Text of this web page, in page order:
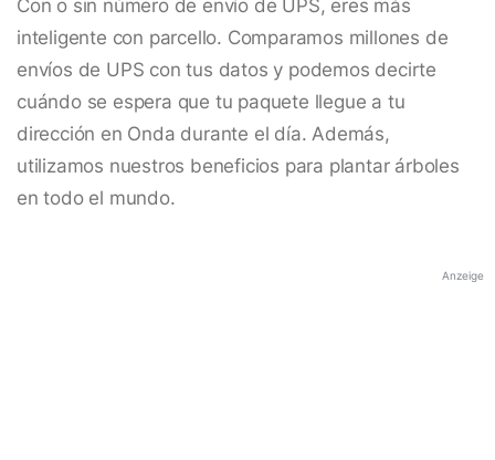
Con o sin número de envío de UPS, eres más
inteligente con parcello. Comparamos millones de
envíos de UPS con tus datos y podemos decirte
cuándo se espera que tu paquete llegue a tu
dirección en Onda durante el día. Además,
utilizamos nuestros beneficios para plantar árboles
en todo el mundo.
Anzeige